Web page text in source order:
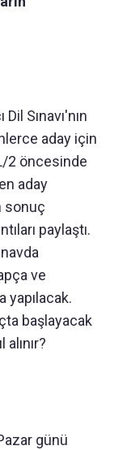
Sınavı'nın
aday için
2 öncesinde
aday
sonuç
paylaştı.
ve
yapılacak.
başlayacak
günü